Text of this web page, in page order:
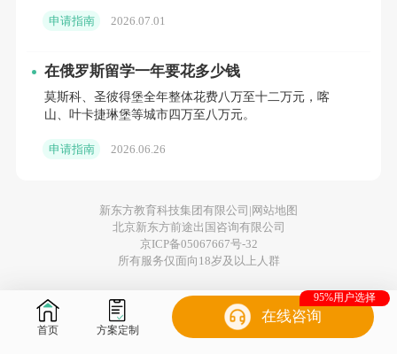
可参与港口数字化改造、供应链优化等真实课题。
院校适配方面，鹿特丹伊拉斯姆斯大学的商科与物
分析、经济政策感兴趣的申请者;马斯特里赫特大学的供
应链管理方向特色鲜明，注重跨学科融合。
04 人文社科类：多元包容，对接国际平台立即咨
>>>
申请指南 2026.07.01
在俄罗斯留学一年要花多少钱
莫斯科、圣彼得堡全年整体花费八万至十二万元，喀
山、叶卡捷琳堡等城市四万至八万元。
申请指南 2026.06.26
新东方教育科技集团有限公司| 网站地图
北京新东方前途出国咨询有限公司
京ICP备05067667号-32
所有服务仅面向18岁及以上人群
首页 方案定制
在线咨询
95%用户选择